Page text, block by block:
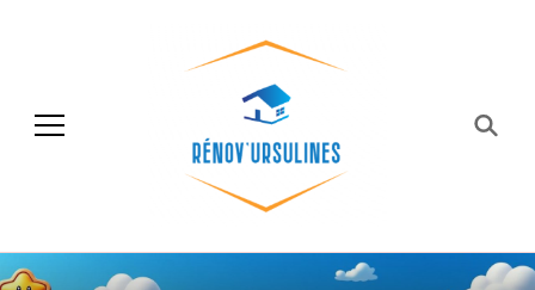
Rénov'ursulines